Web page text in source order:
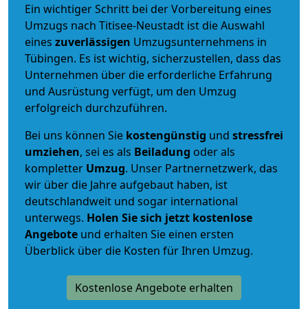
Ein wichtiger Schritt bei der Vorbereitung eines
Umzugs nach Titisee-Neustadt ist die Auswahl
eines zuverlässigen Umzugsunternehmens in
Tübingen. Es ist wichtig, sicherzustellen, dass das
Unternehmen über die erforderliche Erfahrung
und Ausrüstung verfügt, um den Umzug
erfolgreich durchzuführen.
Bei uns können Sie kostengünstig und stressfrei
umziehen, sei es als Beiladung oder als
kompletter Umzug. Unser Partnernetzwerk, das
wir über die Jahre aufgebaut haben, ist
deutschlandweit und sogar international
unterwegs. Holen Sie sich jetzt kostenlose
Angebote und erhalten Sie einen ersten
Überblick über die Kosten für Ihren Umzug.
Kostenlose Angebote erhalten